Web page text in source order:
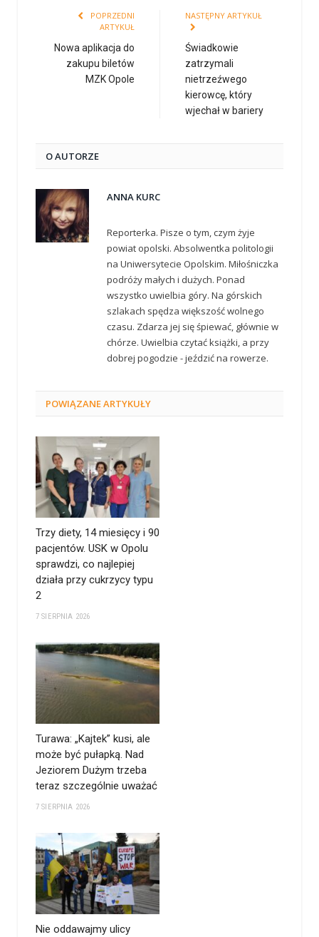
POPRZEDNI
ARTYKUŁ
Nowa aplikacja do
zakupu biletów
MZK Opole
NASTĘPNY ARTYKUŁ
Świadkowie
zatrzymali
nietrzeźwego
kierowcę, który
wjechał w bariery
O AUTORZE
ANNA KURC
Reporterka. Pisze o tym, czym żyje
powiat opolski. Absolwentka politologii
na Uniwersytecie Opolskim. Miłośniczka
podróży małych i dużych. Ponad
wszystko uwielbia góry. Na górskich
szlakach spędza większość wolnego
czasu. Zdarza jej się śpiewać, głównie w
chórze. Uwielbia czytać książki, a przy
dobrej pogodzie - jeździć na rowerze.
POWIĄZANEARTYKUŁY
Trzy diety, 14 miesięcy i 90
pacjentów. USK w Opolu
sprawdzi, co najlepiej
działa przy cukrzycy typu
2
7 SIERPNIA 2026
Turawa: „Kajtek” kusi, ale
może być pułapką. Nad
Jeziorem Dużym trzeba
teraz szczególnie uważać
7 SIERPNIA 2026
Nie oddawajmy ulicy